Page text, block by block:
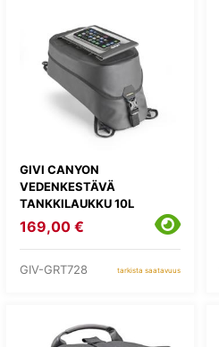
GIVI CANYON
VEDENKESTÄVÄ
TANKKILAUKKU 10L
169,00 €
GIV-GRT728 tarkista saatavuus